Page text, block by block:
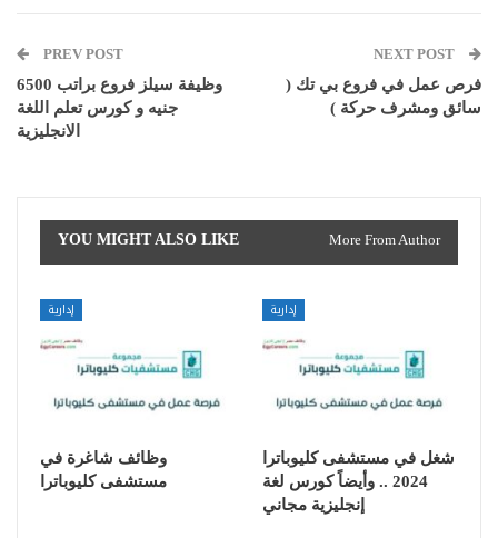
PREV POST
وظيفة سيلز فروع براتب 6500
جنيه و كورس تعلم اللغة
الانجليزية
NEXT POST
فرص عمل في فروع بي تك (
سائق ومشرف حركة )
YOU MIGHT ALSO LIKE More From Author
إدارية
وظائف شاغرة في
مستشفى كليوباترا
إدارية
شغل في مستشفى كليوباترا
2024 .. وأيضاً كورس لغة
إنجليزية مجاني